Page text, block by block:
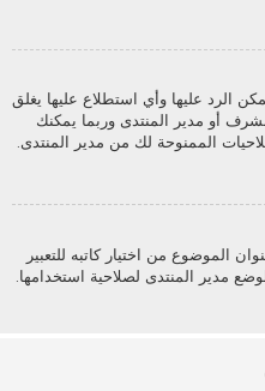
الرد عليها وأي استطلاع عليها يغلق
أو مدير المنتدى وربما يمكنك
الممنوحة لك من مدير المنتدى.
الموضوع من اختيار كاتبه للتعبير
مدير المنتدى لصلاحية استخدامها.